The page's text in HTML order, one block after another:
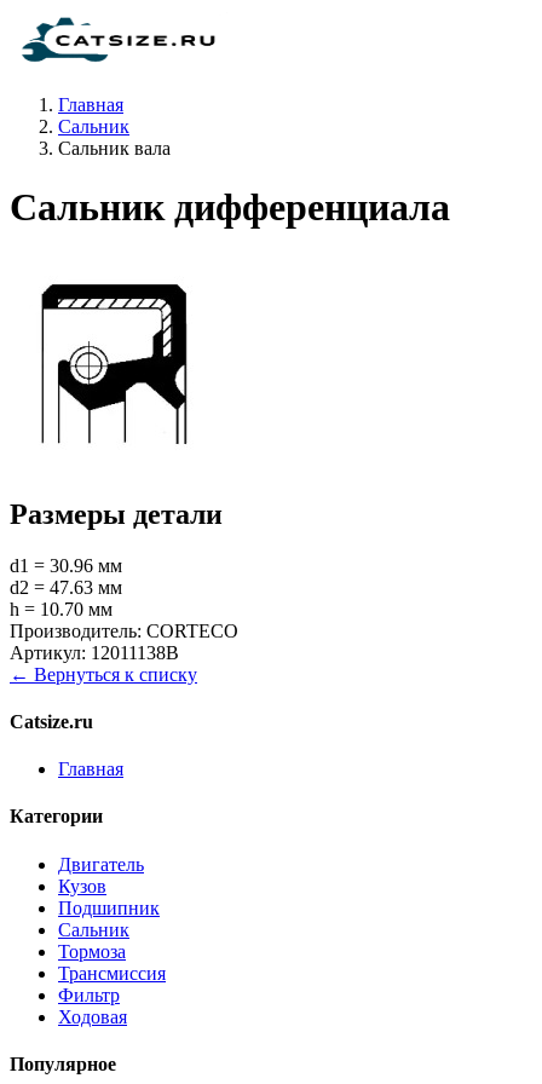
Главная
Сальник
Сальник вала
Сальник дифференциала
Размеры детали
d1 = 30.96 мм
d2 = 47.63 мм
h = 10.70 мм
Производитель: CORTECO
Артикул: 12011138B
← Вернуться к списку
Catsize.ru
Главная
Категории
Двигатель
Кузов
Подшипник
Сальник
Тормоза
Трансмиссия
Фильтр
Ходовая
Популярное